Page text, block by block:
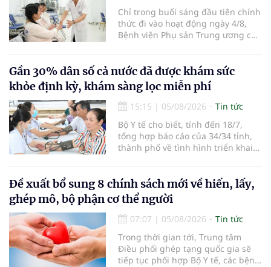
Chỉ trong buổi sáng đầu tiên chính
thức đi vào hoạt động ngày 4/8,
Bệnh viện Phụ sản Trung ương cơ
em bé đầu tiên chào đời.
Gần 30% dân số cả nước đã được khám sức
khỏe định kỳ, khám sàng lọc miễn phí
15:15 | 05/08/2026
Tin tức
Bộ Y tế cho biết, tính đến 18/7,
tổng hợp báo cáo của 34/34 tỉnh,
thành phố về tình hình triển khai
nhận 32.286.360 người, chiếm gần
30% dân số cả nước đã được khám
sức khỏe định kỳ năm nay.
Đề xuất bổ sung 8 chính sách mới về hiến, lấy,
ghép mô, bộ phận cơ thể người
07:07 | 05/08/2026
Tin tức
Trong thời gian tới, Trung tâm
Điều phối ghép tạng quốc gia sẽ
tiếp tục phối hợp Bộ Y tế, các bệnh